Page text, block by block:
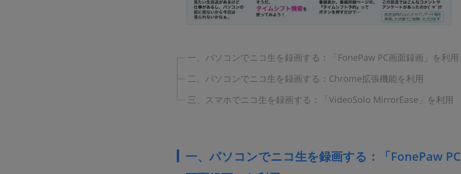
一、パソコンでニコ生を録画する：「FonePaw PC画面録画」を利用
二、パソコンでニコ生を録画する：Chrome拡張機能を利用
三、スマホでニコ生を録画する：「VideoSolo MirrorEase」を利用
一、パソコンでニコ生を録画する：「FonePaw PC